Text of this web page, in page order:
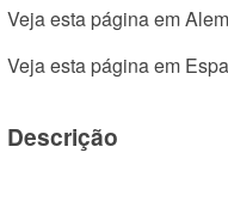
Veja esta página em
Veja esta página em
Descrição